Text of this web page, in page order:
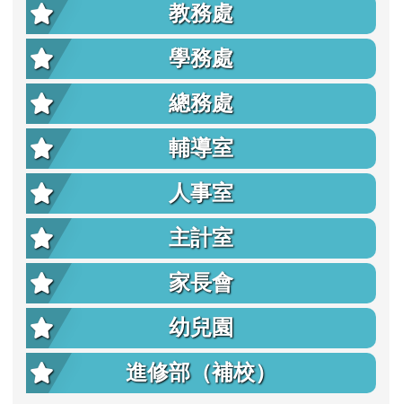
教務處
學務處
總務處
輔導室
人事室
主計室
家長會
幼兒園
進修部（補校）